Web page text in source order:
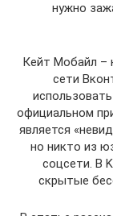
нужно
Кейт Мобайл –
сети
официальном
является
но никто из
соцсети. В
скрытые